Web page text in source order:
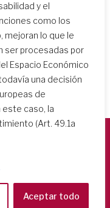
y el
como los
mejoran lo que le
ser procesadas por
Espacio Económico
una decisión
de
caso, la
(Art. 49.1a
Aceptar todo
Roma
58 20 31 17